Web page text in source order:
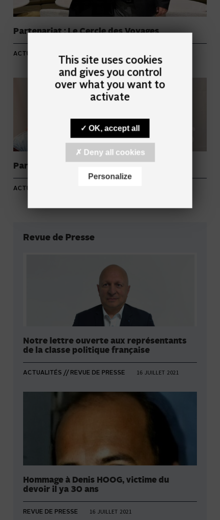
Partenariat : Le Cercle des Voyages
ACTUALITÉS
Partenariat : Raid Aventure Organisation
ACTUALITÉS
Revue de Presse
Notre lettre ouverte aux représentants
de la classe politique française
ACTUALITÉS // REVUE DE PRESSE 16 JUILLET 2021
Hommage à Denis HOOG, victime du
devoir il ya 30 ans
REVUE DE PRESSE 16 JUILLET 2021
This site uses cookies
and gives you control
over what you want to
activate
OK, accept all
Deny all cookies
Personalize